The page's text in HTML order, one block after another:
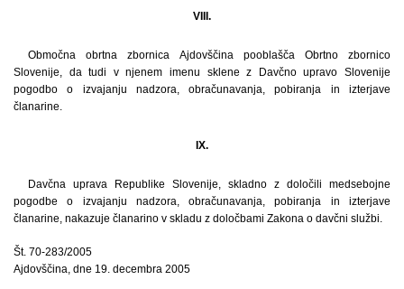
VIII.
Območna obrtna zbornica Ajdovščina pooblašča Obrtno zbornico
Slovenije, da tudi v njenem imenu sklene z Davčno upravo Slovenije
pogodbo o izvajanju nadzora, obračunavanja, pobiranja in izterjave
članarine.
IX.
Davčna uprava Republike Slovenije, skladno z določili medsebojne
pogodbe o izvajanju nadzora, obračunavanja, pobiranja in izterjave
članarine, nakazuje članarino v skladu z določbami Zakona o davčni službi.
Št. 70-283/2005
Ajdovščina, dne 19. decembra 2005